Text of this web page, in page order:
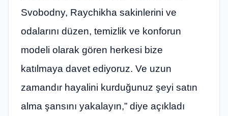
Svobodny, Raychikha sakinlerini ve
odalarını düzen, temizlik ve konforun
modeli olarak gören herkesi bize
katılmaya davet ediyoruz. Ve uzun
zamandır hayalini kurduğunuz şeyi satın
alma şansını yakalayın,” diye açıkladı